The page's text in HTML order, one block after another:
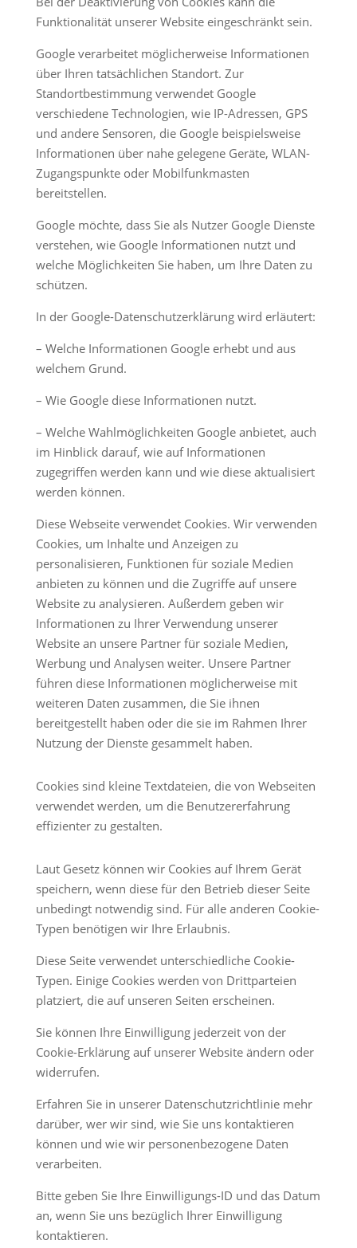
Funktionalität unserer Website eingeschränkt sein.
Google verarbeitet möglicherweise Informationen
über Ihren tatsächlichen Standort. Zur
Standortbestimmung verwendet Google
verschiedene Technologien, wie IP-Adressen, GPS
und andere Sensoren, die Google beispielsweise
Informationen über nahe gelegene Geräte, WLAN-
Zugangspunkte oder Mobilfunkmasten
bereitstellen.
Google möchte, dass Sie als Nutzer Google Dienste
verstehen, wie Google Informationen nutzt und
welche Möglichkeiten Sie haben, um Ihre Daten zu
schützen.
In der Google-Datenschutzerklärung wird erläutert:
– Welche Informationen Google erhebt und aus
welchem Grund.
– Wie Google diese Informationen nutzt.
– Welche Wahlmöglichkeiten Google anbietet, auch
im Hinblick darauf, wie auf Informationen
zugegriffen werden kann und wie diese aktualisiert
werden können.
Diese Webseite verwendet Cookies. Wir verwenden
Cookies, um Inhalte und Anzeigen zu
personalisieren, Funktionen für soziale Medien
anbieten zu können und die Zugriffe auf unsere
Website zu analysieren. Außerdem geben wir
Informationen zu Ihrer Verwendung unserer
Website an unsere Partner für soziale Medien,
Werbung und Analysen weiter. Unsere Partner
führen diese Informationen möglicherweise mit
weiteren Daten zusammen, die Sie ihnen
bereitgestellt haben oder die sie im Rahmen Ihrer
Nutzung der Dienste gesammelt haben.
Cookies sind kleine Textdateien, die von Webseiten
verwendet werden, um die Benutzererfahrung
effizienter zu gestalten.
Laut Gesetz können wir Cookies auf Ihrem Gerät
speichern, wenn diese für den Betrieb dieser Seite
unbedingt notwendig sind. Für alle anderen Cookie-
Typen benötigen wir Ihre Erlaubnis.
Diese Seite verwendet unterschiedliche Cookie-
Typen. Einige Cookies werden von Drittparteien
platziert, die auf unseren Seiten erscheinen.
Sie können Ihre Einwilligung jederzeit von der
Cookie-Erklärung auf unserer Website ändern oder
widerrufen.
Erfahren Sie in unserer Datenschutzrichtlinie mehr
darüber, wer wir sind, wie Sie uns kontaktieren
können und wie wir personenbezogene Daten
verarbeiten.
Bitte geben Sie Ihre Einwilligungs-ID und das Datum
an, wenn Sie uns bezüglich Ihrer Einwilligung
kontaktieren.